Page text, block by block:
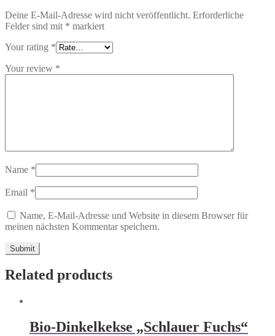
Deine E-Mail-Adresse wird nicht veröffentlicht. Erforderliche
Felder sind mit * markiert
Your rating *
Your review *
Name *
Email *
Name, E-Mail-Adresse und Website in diesem Browser für
meinen nächsten Kommentar speichern.
Related products
Bio-Dinkelkekse „Schlauer Fuchs“